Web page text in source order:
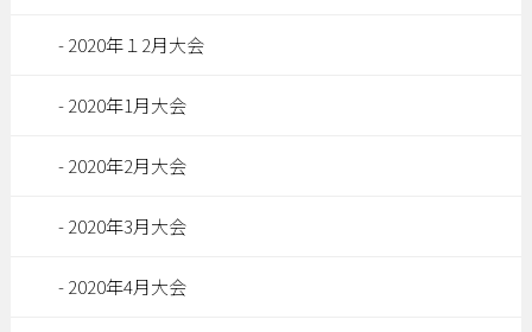
2020年１2月大会
2020年1月大会
2020年2月大会
2020年3月大会
2020年4月大会